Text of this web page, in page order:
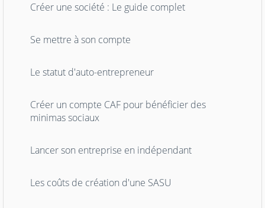
Créer une société : Le guide complet
Se mettre à son compte
Le statut d'auto-entrepreneur
Créer un compte CAF pour bénéficier des
minimas sociaux
Lancer son entreprise en indépendant
Les coûts de création d'une SASU